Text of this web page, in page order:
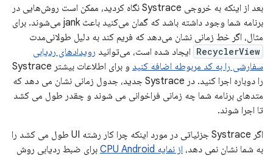
بعد از اینکه به خروجی Systrace نگاه کردید، ممکن است روش‌هایی در
برنامه شما وجود داشته باشد که گمان می‌کنید باعث jank می‌شوند. برای
مثال، اگر خط زمانی نشان می‌دهد که فریم کند به دلیل طولانی‌مدت
RecyclerView ایجاد شده است، می‌توانید رویدادهای ردیابی
سفارشی را به کد مربوطه اضافه کنید
و برای اطلاعات بیشتر Systrace
را دوباره اجرا کنید. در Systrace جدید، جدول زمانی نشان می دهد که
متدهای برنامه شما چه زمانی فراخوانی می شوند و چقدر طول می کشد
تا اجرا شوند.
اگر Systrace جزئیاتی در مورد اینکه چرا کار رشته UI طول می کشد را
به شما نشان نمی دهد، از نمایه CPU Android
برای ضبط ردیابی روش